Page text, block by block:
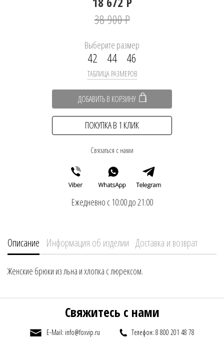
38 900 Р
Выберите размер
42 44 46
ТАБЛИЦА РАЗМЕРОВ
ДОБАВИТЬ В КОРЗИНУ
ПОКУПКА В 1 КЛИК
Связаться с нами
Ежедневно с 10:00 до 21:00
Описание Информация об изделии Доставка и возврат
Женские брюки из льна и хлопка с люрексом.
Свяжитесь с нами
E-Mail: info@foxvip.ru Телефон: 8 800 201 48 78